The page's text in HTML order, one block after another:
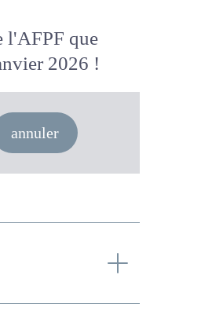
l'AFPF que
janvier 2026
annuler